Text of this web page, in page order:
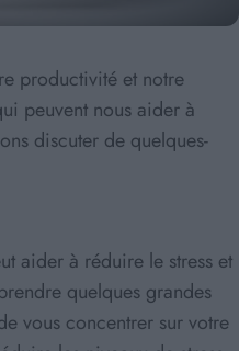
productivité et notre
peuvent nous aider à
discuter de quelques-
aider à réduire le stress et
quelques grandes
vous concentrer sur votre